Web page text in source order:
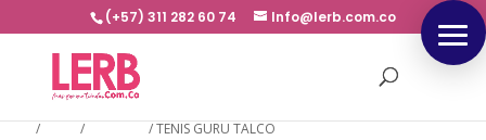
(+57) 311 282 60 74 Info@lerb.com.co
/ / /TENIS GURU TALCO